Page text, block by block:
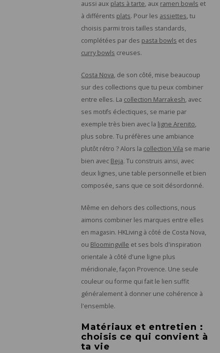
aussi aux plats à tarte, aux ramen bowls et
à différents plats. Pour les assiettes, tu
choisis parmi trois tailles standards,
complétées par des pasta bowls et des
curry bowls creuses.
Costa Nova, de son côté, mise beaucoup
sur des collections que tu peux combiner
entre elles. La collection Marrakesh, avec
ses motifs éclectiques, se marie par
exemple très bien avec la ligne Arenito,
plus sobre. Tu préfères une ambiance
plutôt rétro ? Alors la collection Vila se marie
bien avec Beja. Tu construis ainsi, avec
deux lignes, une table personnelle et bien
composée, sans que ce soit désordonné.
Même en dehors des collections, nous
aimons combiner les marques entre elles
en magasin. HKLiving à côté de Costa Nova,
ou Bloomingville et ses bols d'inspiration
orientale à côté d'une ligne plus
méridionale, façon Provence. Une seule
couleur ou forme qui fait le lien suffit
généralement à donner une cohérence à
l'ensemble.
Matériaux et entretien :
choisis ce qui convient à
ta vie